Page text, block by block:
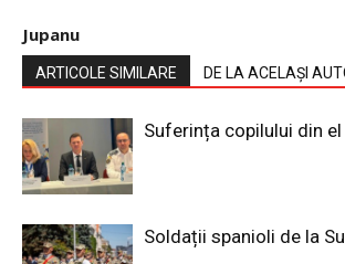
Jupanu
ARTICOLE SIMILARE DE LA ACELAȘI
Suferința copilului din el
Soldații spanioli de la